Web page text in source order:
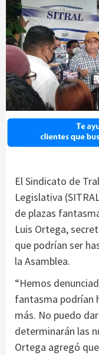
El Sindicato de
Legislativa
de plazas
Luis Ortega,
que podrían ser
la Asamblea.
“Hemos
fantasma podrían
más. No puedo
determinarán las
Ortega agregó